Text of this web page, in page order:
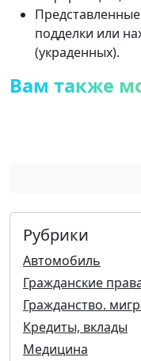
подделки или
(украденных).
Вам также
Рубрики
Автомобиль
Гражданские
Гражданство.
Кредиты, вклады
Медицина